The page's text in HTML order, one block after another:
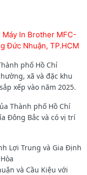
In Brother MFC-
Đức Nhuận, TP.HCM
phố Hồ Chí
xã và đặc khu
xếp vào năm 2025.
Thành phố Hồ Chí
Đông Bắc và có vị trí
Lợi Trung và Gia Định
và Cầu Kiệu với